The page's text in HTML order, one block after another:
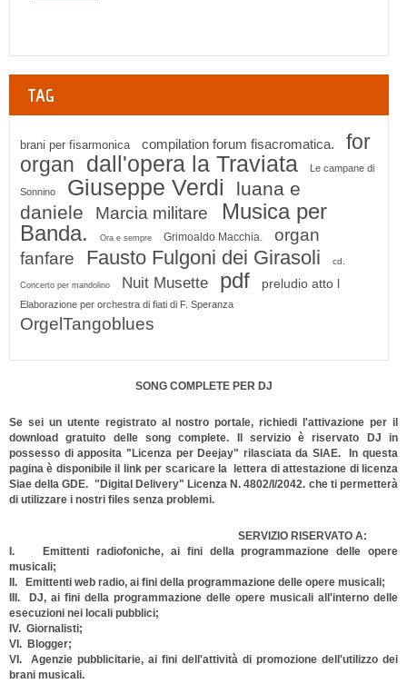
TAG
brani per fisarmonica compilation forum fisacromatica.
for
organ dall'opera la Traviata Le campane di
Sonnino Giuseppe Verdi
luana e
daniele
Marcia militare
Musica per
Banda.
Ora e sempre Grimoaldo Macchia.
organ
fanfare
Fausto Fulgoni dei Girasoli cd.
Concerto per mandolino Nuit Musette pdf preludio atto l
Elaborazione per orchestra di fiati di F. Speranza
OrgelTangoblues
SONG COMPLETE PER DJ
Se sei un utente registrato al nostro portale, richiedi l'attivazione per il
download gratuito delle song complete. Il servizio è riservato DJ in
possesso di apposita "Licenza per Deejay" rilasciata da SIAE. In questa
pagina è disponibile il link per scaricare la lettera di attestazione di licenza
Siae della GDE. "Digital Delivery" Licenza N. 4802/I/2042. che ti permetterà
di utilizzare i nostri files senza problemi.
SERVIZIO RISERVATO A:
I. Emittenti radiofoniche, ai fini della programmazione delle opere
musicali;
II. Emittenti web radio, ai fini della programmazione delle opere musicali;
III. DJ, ai fini della programmazione delle opere musicali all'interno delle
esecuzioni nei locali pubblici;
IV. Giornalisti;
VI. Blogger;
VI. Agenzie pubblicitarie, ai fini dell'attività di promozione dell'utilizzo dei
brani musicali.